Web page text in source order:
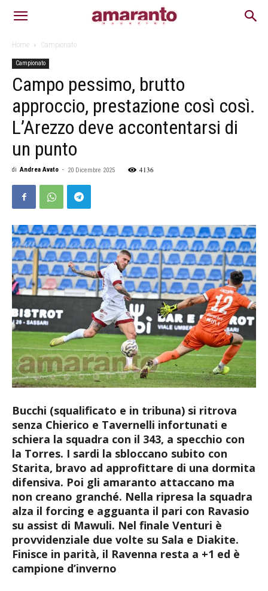
Home Campionato
Campionato
Campo pessimo, brutto
approccio, prestazione così così.
L’Arezzo deve accontentarsi di
un punto
di Andrea Avato - 20 Dicembre 2025 4136
Bucchi (squalificato e in tribuna) si ritrova
senza Chierico e Tavernelli infortunati e
schiera la squadra con il 343, a specchio con
la Torres. I sardi la sbloccano subito con
Starita, bravo ad approfittare di una dormita
difensiva. Poi gli amaranto attaccano ma
non creano granché. Nella ripresa la squadra
alza il forcing e agguanta il pari con Ravasio
su assist di Mawuli. Nel finale Venturi è
provvidenziale due volte su Sala e Diakite.
Finisce in parità, il Ravenna resta a +1 ed è
campione d’inverno